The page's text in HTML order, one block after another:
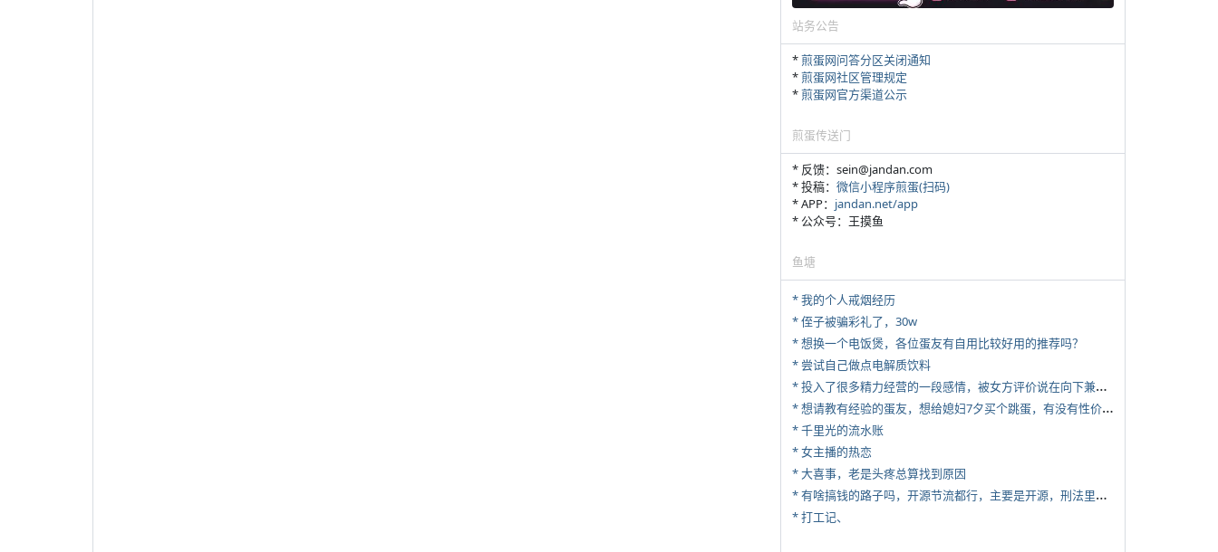
站务公告
*煎蛋网问答分区关闭通知
*煎蛋网社区管理规定
*煎蛋网官方渠道公示
煎蛋传送门
* 反馈：sein@jandan.com
* 投稿： 微信小程序煎蛋(扫码)
* APP： jandan.net/app
* 公众号：王摸鱼
鱼塘
* 我的个人戒烟经历
* 侄子被骗彩礼了，30w
* 想换一个电饭煲，各位蛋友有自用比较好用的推荐吗？
* 尝试自己做点电解质饮料
*
投入了很多精力经营的一段感情，被女方评价说在向下兼容我，感觉有点破防
*
想请教有经验的蛋友，想给媳妇7夕买个跳蛋，有没有性价比高的推荐
* 千里光的流水账
* 女主播的热恋
* 大喜事，老是头疼总算找到原因
*
有啥搞钱的路子吗，开源节流都行，主要是开源，刑法里的咱不做
* 打工记、